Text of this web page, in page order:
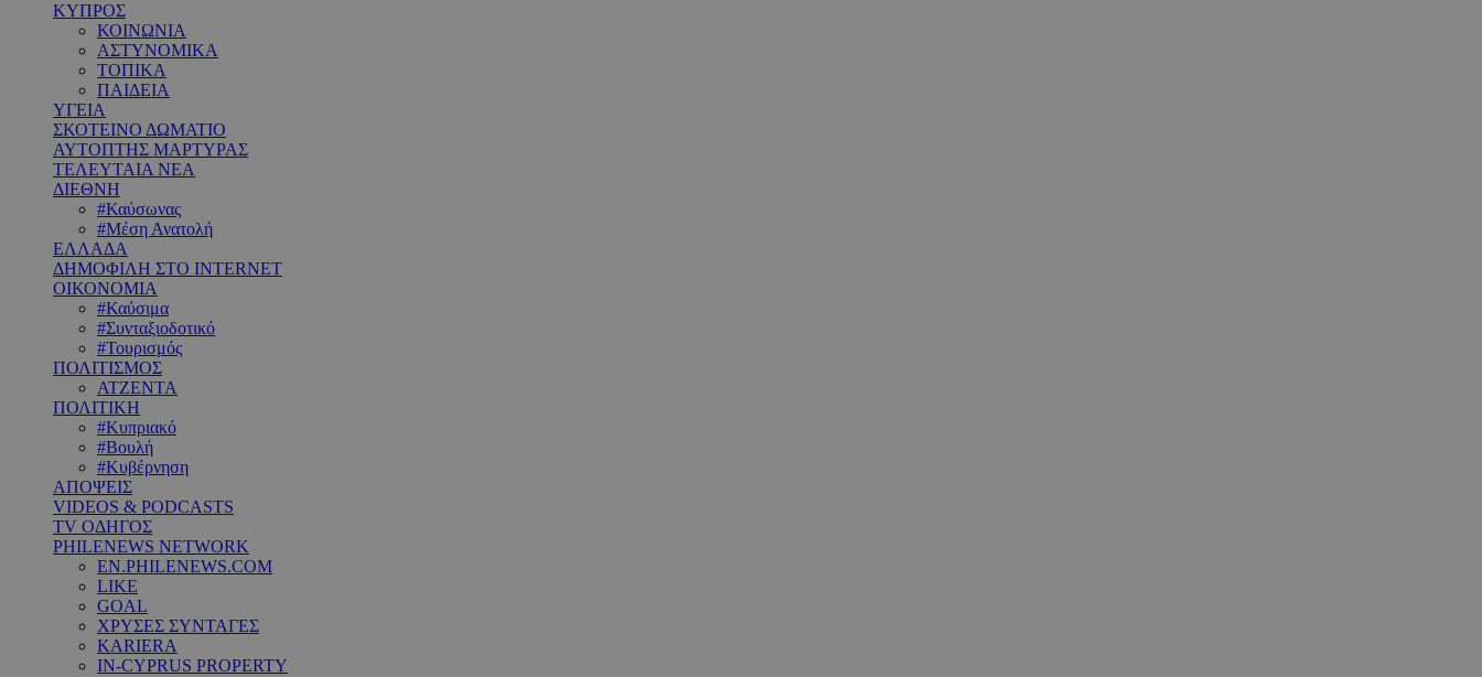
ΚΥΠΡΟΣ
ΚΟΙΝΩΝΙΑ
ΑΣΤΥΝΟΜΙΚΑ
ΤΟΠΙΚΑ
ΠΑΙΔΕΙΑ
ΥΓΕΙΑ
ΣΚΟΤΕΙΝΟ ΔΩΜΑΤΙΟ
ΑΥΤΟΠΤΗΣ ΜΑΡΤΥΡΑΣ
ΤΕΛΕΥΤΑΙΑ ΝΕΑ
ΔΙΕΘΝΗ
#Καύσωνας
#Μέση Ανατολή
ΕΛΛΑΔΑ
ΔΗΜΟΦΙΛΗ ΣΤΟ INTERNET
ΟΙΚΟΝΟΜΙΑ
#Καύσιμα
#Συνταξιοδοτικό
#Τουρισμός
ΠΟΛΙΤΙΣΜΟΣ
ΑΤΖΕΝΤΑ
ΠΟΛΙΤΙΚΗ
#Κυπριακό
#Βουλή
#Κυβέρνηση
ΑΠΟΨΕΙΣ
VIDEOS & PODCASTS
TV ΟΔΗΓΟΣ
PHILENEWS NETWORK
EN.PHILENEWS.COM
LIKE
GOAL
ΧΡΥΣΕΣ ΣΥΝΤΑΓΕΣ
KARIERA
IN-CYPRUS PROPERTY